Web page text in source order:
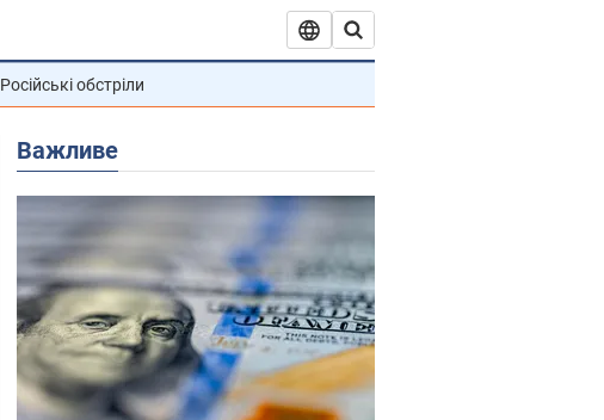
Російські обстріли
Важливе